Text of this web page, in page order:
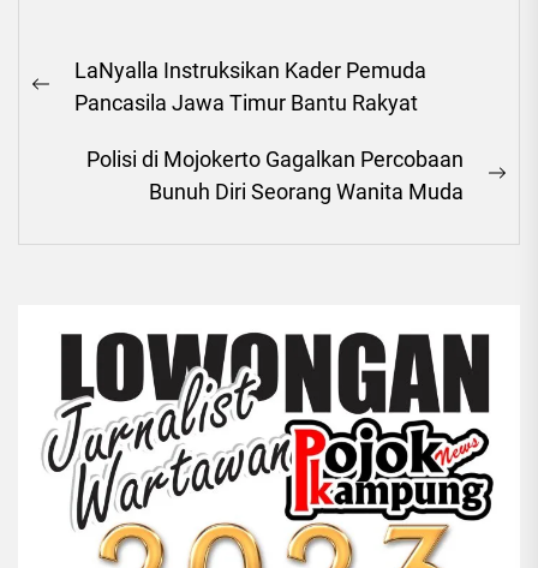
pos
Previous
LaNyalla Instruksikan Kader Pemuda
Pancasila Jawa Timur Bantu Rakyat
Polisi di Mojokerto Gagalkan Percobaan
Bunuh Diri Seorang Wanita Muda